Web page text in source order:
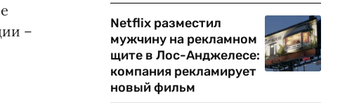
–
Netflix разместил
мужчину на рекламном
щите в Лос-Анджелесе:
компания рекламирует
новый фильм